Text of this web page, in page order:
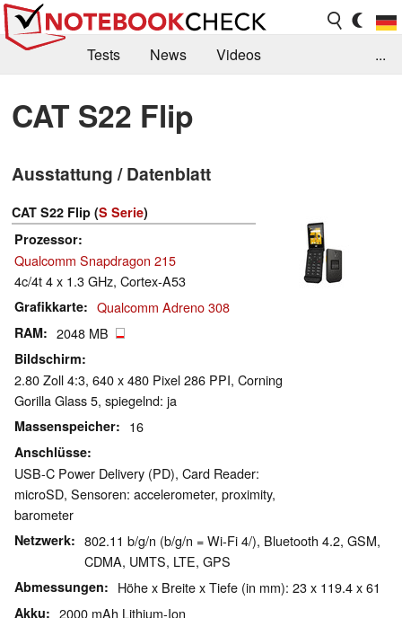
Tests News
Videos
Kaufberatung
Deals
Forum
...
CAT S22 Flip
Ausstattung / Datenblatt
CAT S22 Flip (S Serie)
Prozessor
Qualcomm Snapdragon 215
4c/4t 4 x 1.3 GHz, Cortex-A53
Grafikkarte Qualcomm Adreno 308
RAM 2048 MB
Bildschirm
2.80 Zoll 4:3, 640 x 480 Pixel 286 PPI, Corning
Gorilla Glass 5, spiegelnd: ja
Massenspeicher 16
Anschlüsse
USB-C Power Delivery (PD), Card Reader:
microSD, Sensoren: accelerometer, proximity,
barometer
Netzwerk
802.11 b/g/n (b/g/n = Wi-Fi 4/), Bluetooth 4.2, GSM,
CDMA, UMTS, LTE, GPS
Abmessungen Höhe x Breite x Tiefe (in mm): 23 x 119.4 x 61
Akku 2000 mAh Lithium-Ion